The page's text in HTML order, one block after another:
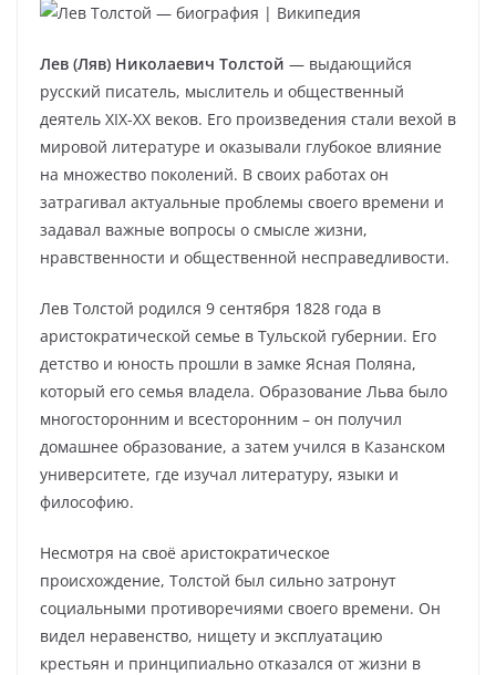
Лев (Ляв) Николаевич Толстой — выдающийся
русский писатель, мыслитель и общественный
деятель XIX-XX веков. Его произведения стали вехой в
мировой литературе и оказывали глубокое влияние
на множество поколений. В своих работах он
затрагивал актуальные проблемы своего времени и
задавал важные вопросы о смысле жизни,
нравственности и общественной несправедливости.
Лев Толстой родился 9 сентября 1828 года в
аристократической семье в Тульской губернии. Его
детство и юность прошли в замке Ясная Поляна,
который его семья владела. Образование Льва было
многосторонним и всесторонним – он получил
домашнее образование, а затем учился в Казанском
университете, где изучал литературу, языки и
философию.
Несмотря на своё аристократическое
происхождение, Толстой был сильно затронут
социальными противоречиями своего времени. Он
видел неравенство, нищету и эксплуатацию
крестьян и принципиально отказался от жизни в